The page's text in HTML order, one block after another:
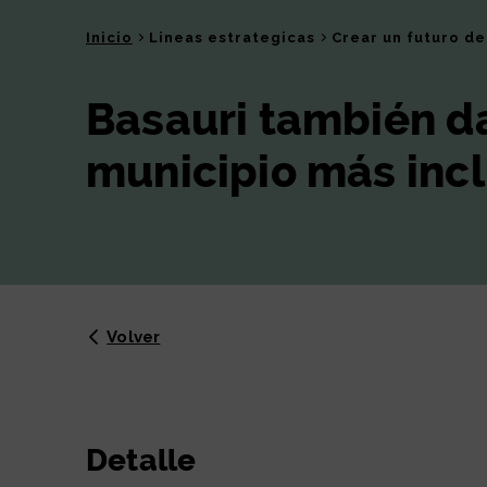
Inicio Lineas estrategicas Crear un futuro
Basauri también
municipio más
Volver
Detalle